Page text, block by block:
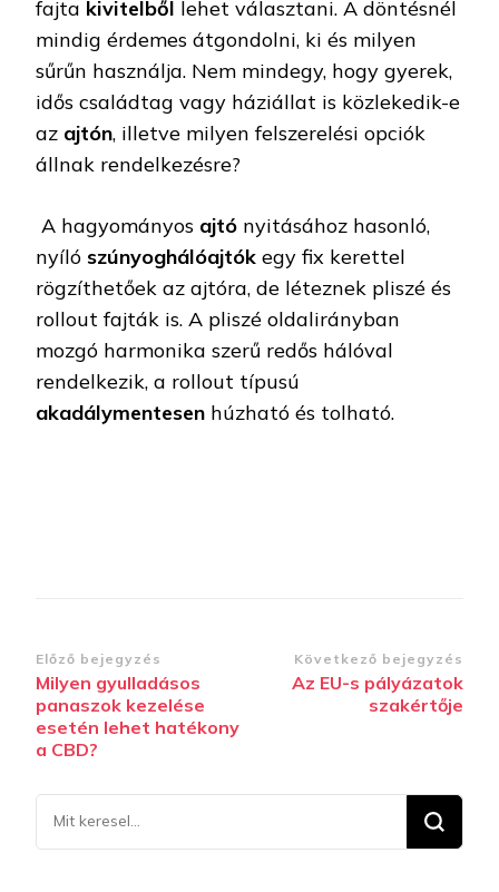
fajta kivitelből lehet választani. A döntésnél
mindig érdemes átgondolni, ki és milyen
sűrűn használja. Nem mindegy, hogy gyerek,
idős családtag vagy háziállat is közlekedik-e
az ajtón, illetve milyen felszerelési opciók
állnak rendelkezésre?
A hagyományos ajtó nyitásához hasonló,
nyíló szúnyoghálóajtók egy fix kerettel
rögzíthetőek az ajtóra, de léteznek pliszé és
rollout fajták is. A pliszé oldalirányban
mozgó harmonika szerű redős hálóval
rendelkezik, a rollout típusú
akadálymentesen húzható és tolható.
Bejegyzések
navigációja
Előző bejegyzés
Milyen gyulladásos
panaszok kezelése
esetén lehet hatékony
a CBD?
Következő bejegyzés
Az EU-s pályázatok
szakértője
Keresel
valamit?